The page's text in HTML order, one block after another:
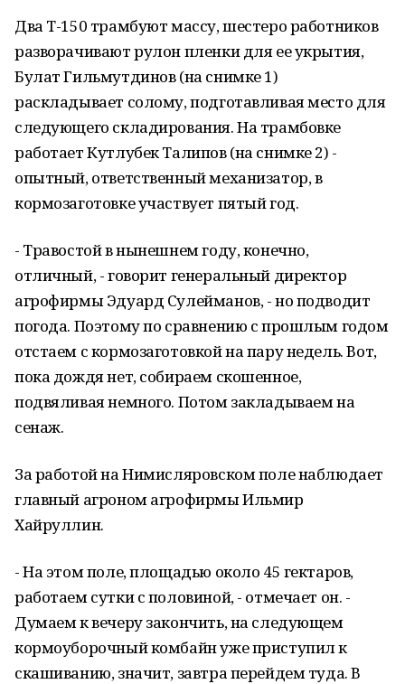
Два Т-150 трамбуют массу, шестеро работников
разворачивают рулон пленки для ее укрытия,
Булат Гильмутдинов (на снимке 1)
раскладывает солому, подготавливая место для
следующего складирования. На трамбовке
работает Кутлубек Талипов (на снимке 2) -
опытный, ответственный механизатор, в
кормозаготовке участвует пятый год.
- Травостой в нынешнем году, конечно,
отличный, - говорит генеральный директор
агрофирмы Эдуард Сулейманов, - но подводит
погода. Поэтому по сравнению с прошлым годом
отстаем с кормозаготовкой на пару недель. Вот,
пока дождя нет, собираем скошенное,
подвяливая немного. Потом закладываем на
сенаж.
За работой на Нимисляровском поле наблюдает
главный агроном агрофирмы Ильмир
Хайруллин.
- На этом поле, площадью около 45 гектаров,
работаем сутки с половиной, - отмечает он. -
Думаем к вечеру закончить, на следующем
кормоуборочный комбайн уже приступил к
скашиванию, значит, завтра перейдем туда. В